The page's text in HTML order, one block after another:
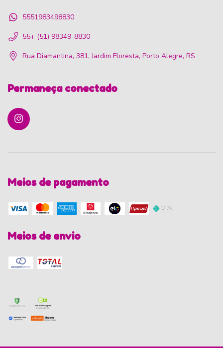
5551983498830
55+ (51) 98349-8830
Rua Diamantina, 381, Jardim Floresta, Porto Alegre, RS
Permaneça conectado
Meios de pagamento
Meios de envio